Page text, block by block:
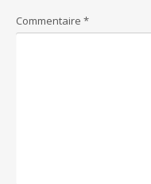
Commentaire *